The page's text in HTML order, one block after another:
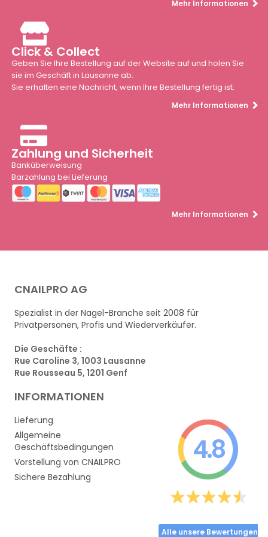
Mehr Informationen
Click & Collect
Geben Sie Ihre Bestellung auf der Website auf und holen Sie
sie im Geschäft in Lausanne ab.
Sie erhalten eine Nachricht, wenn Ihre Bestellung fertig ist.
Mehr Informationen
Zahlung und Sicherheit
Banküberweisung
Barzahlung bei Lieferung
Mehr Informationen
CNAILPRO AG
Spezialist in der Nagel-Branche seit 2008 für
Privatpersonen, Profis und Wiederverkäufer.
Die Geschäfte :
Rue Caroline 3, 1003 Lausanne
Rue Rousseau 5, 1201 Genf
INFORMATIONEN
Lieferung
Allgemeine
Geschäftsbedingungen
Vorstellung von CNAILPRO
Sichere Bezahlung
4.8
Alle unsere Bewertungen